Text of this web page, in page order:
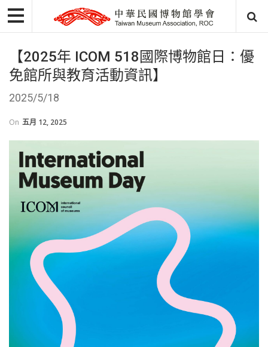
【2025年 ICOM 518國際博物館日：優
免館所與教育活動資訊】
2025/5/18
On 五月 12, 2025